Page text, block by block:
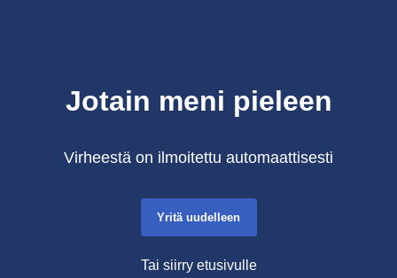
Jotain meni pieleen
Virheestä on ilmoitettu automaattisesti
Yritä uudelleen
Tai siirry etusivulle